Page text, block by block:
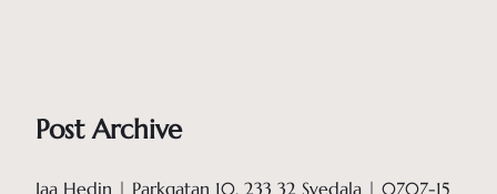
Post Archive
Iaa Hedin | Parkgatan 10, 233 32 Svedala | 0707-15